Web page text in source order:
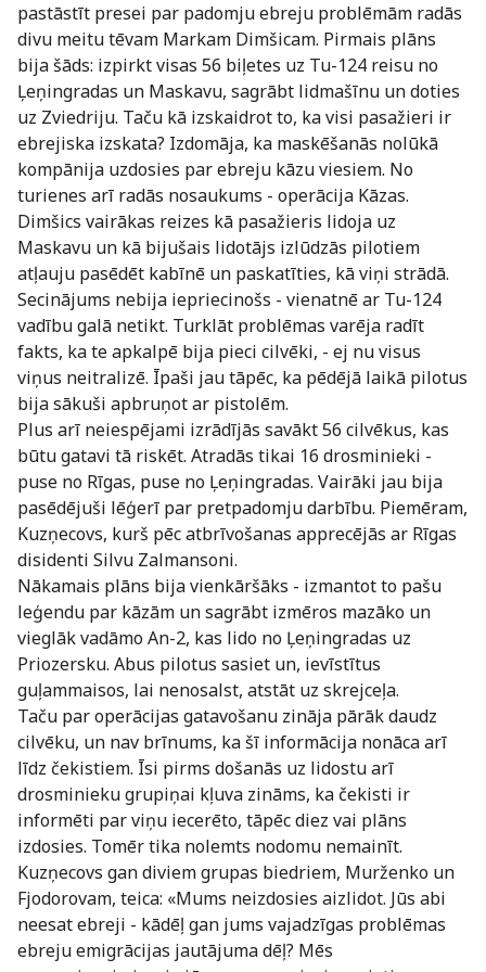
pastāstīt presei par padomju ebreju problēmām radās
divu meitu tēvam Markam Dimšicam. Pirmais plāns
bija šāds: izpirkt visas 56 biļetes uz Tu-124 reisu no
Ļeņingradas un Maskavu, sagrābt lidmašīnu un doties
uz Zviedriju. Taču kā izskaidrot to, ka visi pasažieri ir
ebrejiska izskata? Izdomāja, ka maskēšanās nolūkā
kompānija uzdosies par ebreju kāzu viesiem. No
turienes arī radās nosaukums - operācija Kāzas.
Dimšics vairākas reizes kā pasažieris lidoja uz
Maskavu un kā bijušais lidotājs izlūdzās pilotiem
atļauju pasēdēt kabīnē un paskatīties, kā viņi strādā.
Secinājums nebija iepriecinošs - vienatnē ar Tu-124
vadību galā netikt. Turklāt problēmas varēja radīt
fakts, ka te apkalpē bija pieci cilvēki, - ej nu visus
viņus neitralizē. Īpaši jau tāpēc, ka pēdējā laikā pilotus
bija sākuši apbruņot ar pistolēm.
Plus arī neiespējami izrādījās savākt 56 cilvēkus, kas
būtu gatavi tā riskēt. Atradās tikai 16 drosminieki -
puse no Rīgas, puse no Ļeņingradas. Vairāki jau bija
pasēdējuši lēģerī par pretpadomju darbību. Piemēram,
Kuzņecovs, kurš pēc atbrīvošanas apprecējās ar Rīgas
disidenti Silvu Zalmansoni.
Nākamais plāns bija vienkāršāks - izmantot to pašu
leģendu par kāzām un sagrābt izmēros mazāko un
vieglāk vadāmo An-2, kas lido no Ļeņingradas uz
Priozersku. Abus pilotus sasiet un, ievīstītus
guļammaisos, lai nenosalst, atstāt uz skrejceļa.
Taču par operācijas gatavošanu zināja pārāk daudz
cilvēku, un nav brīnums, ka šī informācija nonāca arī
līdz čekistiem. Īsi pirms došanās uz lidostu arī
drosminieku grupiņai kļuva zināms, ka čekisti ir
informēti par viņu iecerēto, tāpēc diez vai plāns
izdosies. Tomēr tika nolemts nodomu nemainīt.
Kuzņecovs gan diviem grupas biedriem, Murženko un
Fjodorovam, teica: «Mums neizdosies aizlidot. Jūs abi
neesat ebreji - kādēļ gan jums vajadzīgas problēmas
ebreju emigrācijas jautājuma dēļ? Mēs